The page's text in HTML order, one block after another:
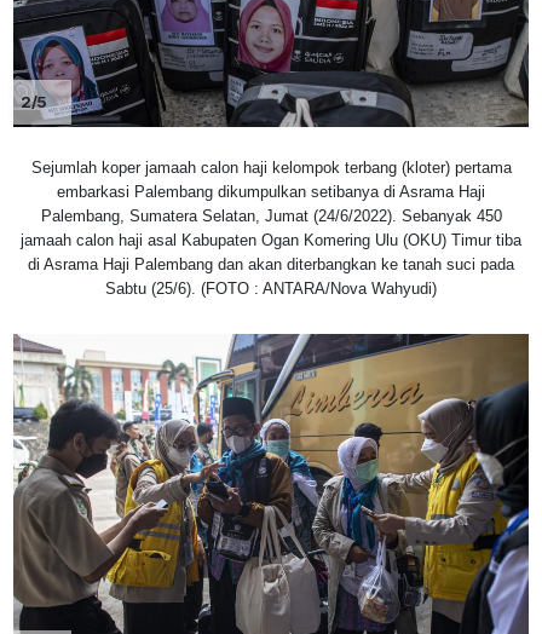
2/5
Sejumlah koper jamaah calon haji kelompok terbang (kloter) pertama
embarkasi Palembang dikumpulkan setibanya di Asrama Haji
Palembang, Sumatera Selatan, Jumat (24/6/2022). Sebanyak 450
jamaah calon haji asal Kabupaten Ogan Komering Ulu (OKU) Timur tiba
di Asrama Haji Palembang dan akan diterbangkan ke tanah suci pada
Sabtu (25/6). (FOTO : ANTARA/Nova Wahyudi)